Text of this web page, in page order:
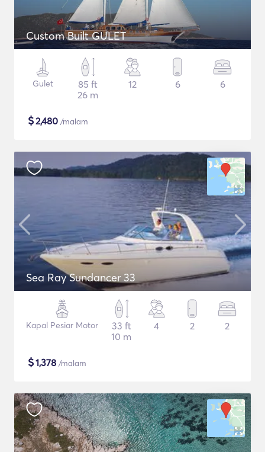
Custom Built GULET
Gulet
85 ft
26 m
12 6 6
$2,480 /malam
Sea Ray Sundancer 33
Kapal Pesiar Motor
33 ft
10 m
4 2 2
$1,378 /malam